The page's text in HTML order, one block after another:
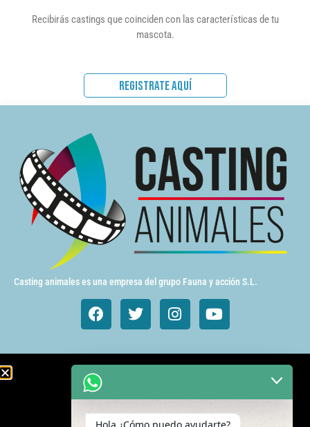
Recibirás castings que coinciden con las características de tu
mascota.
REGISTRATE AQUÍ
Casting animales es una empresa del grupo Fauna y acción S.L.
Animales de cine y TV